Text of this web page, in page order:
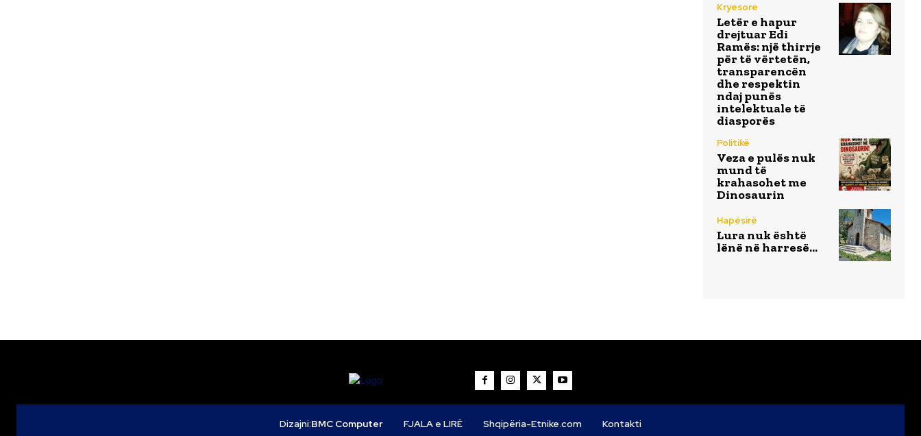
Kryesore
Letër e hapur
drejtuar Edi
Ramës: një thirrje
për të vërtetën,
transparencën
dhe respektin
ndaj punës
intelektuale të
diasporës
Politikë
Veza e pulës nuk
mund të
krahasohet me
Dinosaurin
Hapësirë
Lura nuk është
lënë në harresë…
Dizajni:BMC Computer FJALA e LIRË Shqipëria-Etnike.com Kontakti